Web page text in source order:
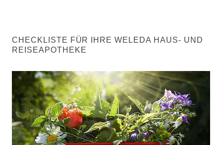
CHECKLISTE FÜR IHRE WELEDA HAUS- UND
REISEAPOTHEKE